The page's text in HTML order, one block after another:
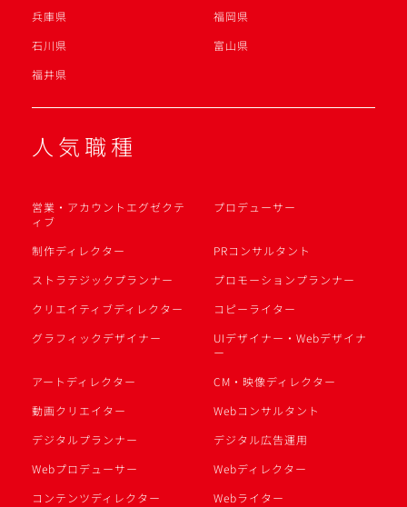
兵庫県
福岡県
石川県
富山県
福井県
人気職種
営業・アカウントエグゼクテ
ィブ
プロデューサー
制作ディレクター
PRコンサルタント
ストラテジックプランナー
プロモーションプランナー
クリエイティブディレクター
コピーライター
グラフィックデザイナー
UIデザイナー・Webデザイナ
ー
アートディレクター
CM・映像ディレクター
動画クリエイター
Webコンサルタント
デジタルプランナー
デジタル広告運用
Webプロデューサー
Webディレクター
コンテンツディレクター
Webライター